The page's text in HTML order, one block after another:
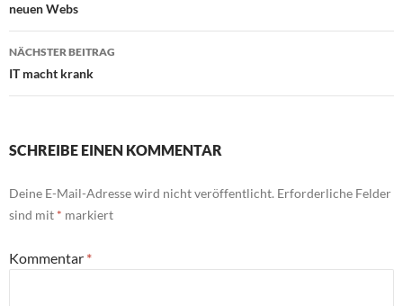
neuen Webs
NÄCHSTER BEITRAG
IT macht krank
SCHREIBE EINEN KOMMENTAR
Deine E-Mail-Adresse wird nicht veröffentlicht. Erforderliche Felder
sind mit * markiert
Kommentar *